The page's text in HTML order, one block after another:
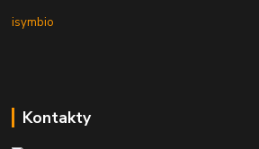
isymbio
Kontakty